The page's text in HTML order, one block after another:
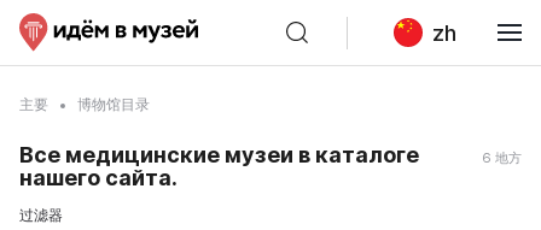
zh
主要 博物馆目录
Все медицинские музеи в каталоге
нашего сайта.
6 地方
过滤器